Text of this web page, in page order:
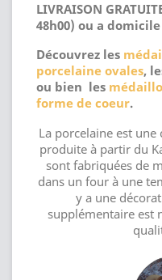
LIVRAISON
48h00) ou a domicile
Découvrez les
porcelaine ovales,
ou bien les
forme de coeur.
La porcelaine est
produite à partir du
sont fabriquées de
dans un four à une
y a une
supplémentaire est